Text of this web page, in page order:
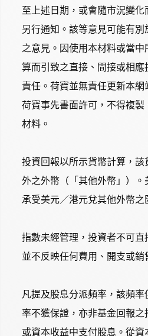
至上述日期，或會隨市況變
另行通知。該等意見可能有
之意見。因使用本材料或當
算而引致之直接、間接或相
責任。荷寶並無責任更新本
荷寶事先書面許可，不得複
材料。
投資回報以所示貨幣計算，
外之外幣（「其他外幣」）
承受美元／港元兌其他外幣之
指數未經管理，投資者不可
並不反映任何費用、開支或銷
凡提及股息分派頻率，該頻
率不獲保證，亦非基金回報
或資本收益中支付股息。從